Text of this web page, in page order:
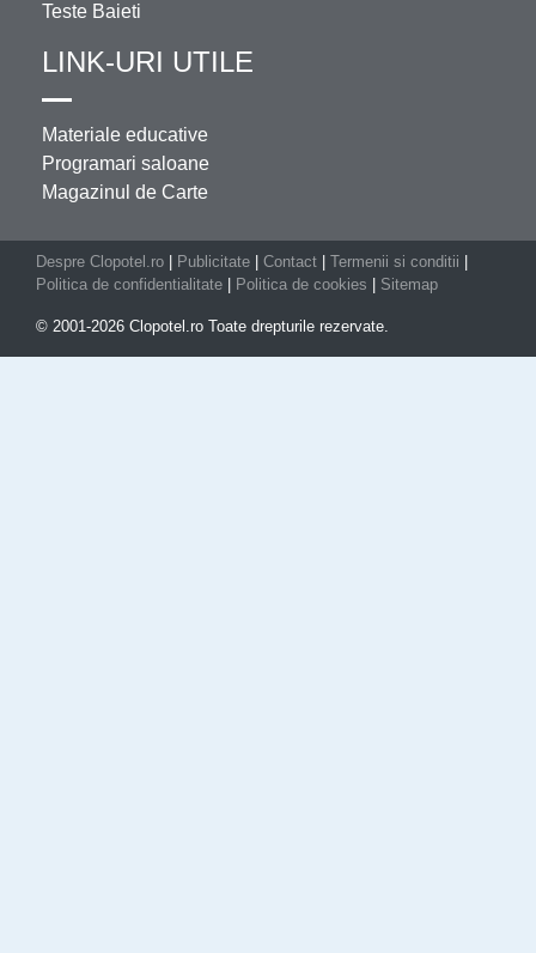
Teste Baieti
LINK-URI UTILE
Materiale educative
Programari saloane
Magazinul de Carte
Despre Clopotel.ro Publicitate Contact Termenii si conditii
Politica de confidentialitate
Politica de cookies Sitemap
© 2001-2026 Clopotel.ro Toate drepturile rezervate.